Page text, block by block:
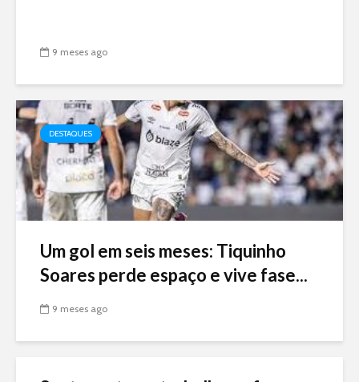
9 meses ago
DESTAQUES
Um gol em seis meses: Tiquinho
Soares perde espaço e vive fase...
9 meses ago